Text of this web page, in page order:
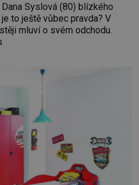
Syslová (80) blízkého
to ještě vůbec pravda? V
mluví o svém odchodu.